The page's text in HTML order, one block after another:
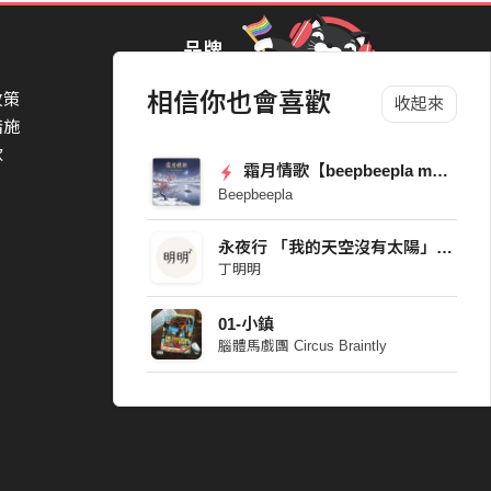
相信你也會喜歡 收起來
霜月情歌【beepbeepla music】
Beepbeepla
永夜行 「我的天空沒有太陽」 AI DEMO
丁明明
01-小鎮
腦體馬戲團 Circus Braintly
策
施
品牌
StreetVoice Awards 街聲音樂獎
Blow 吹音樂
Packer 派歌
SimpleLife 簡單生活節
ParkPark Carnival
一起比 YEAH 吧